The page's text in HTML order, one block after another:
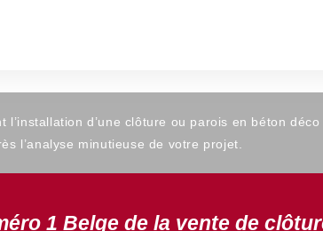
d’une clôture ou parois en béton déco
l’analyse minutieuse de votre projet.
1 Belge de la vente de